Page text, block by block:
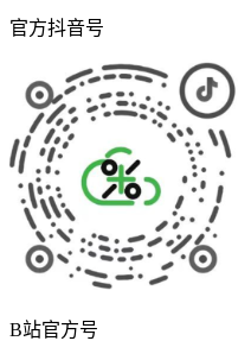
官方抖音号
B站官方号